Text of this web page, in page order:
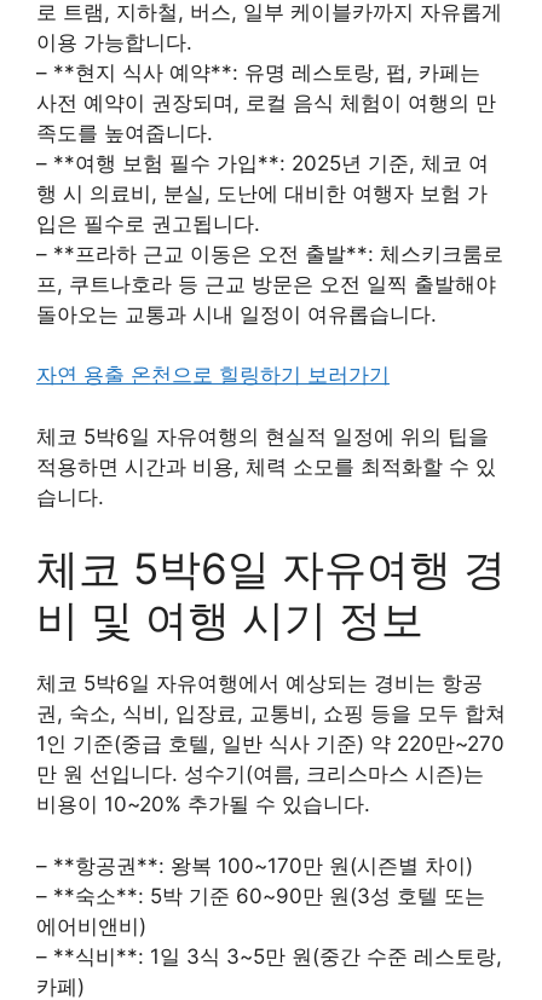
로 트램, 지하철, 버스, 일부 케이블카까지 자유롭게
이용 가능합니다.
– **현지 식사 예약**: 유명 레스토랑, 펍, 카페는
사전 예약이 권장되며, 로컬 음식 체험이 여행의 만
족도를 높여줍니다.
– **여행 보험 필수 가입**: 2025년 기준, 체코 여
행 시 의료비, 분실, 도난에 대비한 여행자 보험 가
입은 필수로 권고됩니다.
– **프라하 근교 이동은 오전 출발**: 체스키크룸로
프, 쿠트나호라 등 근교 방문은 오전 일찍 출발해야
돌아오는 교통과 시내 일정이 여유롭습니다.
자연 용출 온천으로 힐링하기 보러가기
체코 5박6일 자유여행의 현실적 일정에 위의 팁을
적용하면 시간과 비용, 체력 소모를 최적화할 수 있
습니다.
체코 5박6일 자유여행 경
비 및 여행 시기 정보
체코 5박6일 자유여행에서 예상되는 경비는 항공
권, 숙소, 식비, 입장료, 교통비, 쇼핑 등을 모두 합쳐
1인 기준(중급 호텔, 일반 식사 기준) 약 220만~270
만 원 선입니다. 성수기(여름, 크리스마스 시즌)는
비용이 10~20% 추가될 수 있습니다.
– **항공권**: 왕복 100~170만 원(시즌별 차이)
– **숙소**: 5박 기준 60~90만 원(3성 호텔 또는
에어비앤비)
– **식비**: 1일 3식 3~5만 원(중간 수준 레스토랑,
카페)